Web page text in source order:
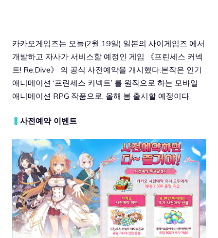
카카오게임즈는 오늘(2월 19일) 일본의 사이게임즈 에서
개발하고 자사가 서비스할 예정인 게임 《프린세스 커넥
트! Re:Dive》 의 공식 사전예약을 개시했다.본작은 인기
애니메이션 ‘프린세스 커넥트’ 를 원작으로 하는 모바일
애니메이션 RPG 작품으로, 올해 봄 출시할 예정이다.
▍ 사전예약 이벤트